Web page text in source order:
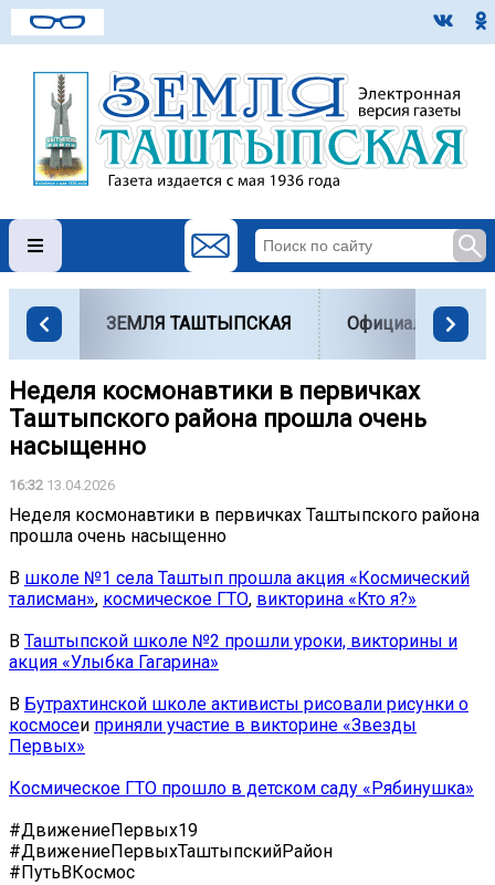
ЗЕМЛЯ ТАШТЫПСКАЯ Официально
Неделя космонавтики в первичках
Таштыпского района прошла очень
насыщенно ️
16:32 13.04.2026
Неделя космонавтики в первичках Таштыпского района
прошла очень насыщенно ️
В школе №1 села Таштып прошла акция «Космический
талисман», космическое ГТО, викторина «Кто я?»
В Таштыпской школе №2 прошли уроки, викторины и
акция «Улыбка Гагарина»
В Бутрахтинской школе активисты рисовали рисунки о
космосеи приняли участие в викторине «Звезды
Первых»
Космическое ГТО прошло в детском саду «Рябинушка»
#ДвижениеПервых19
#ДвижениеПервыхТаштыпскийРайон
#ПутьВКосмос